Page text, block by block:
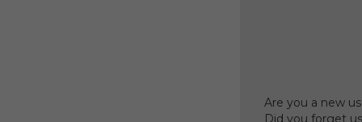
Are you a new
Did you forget